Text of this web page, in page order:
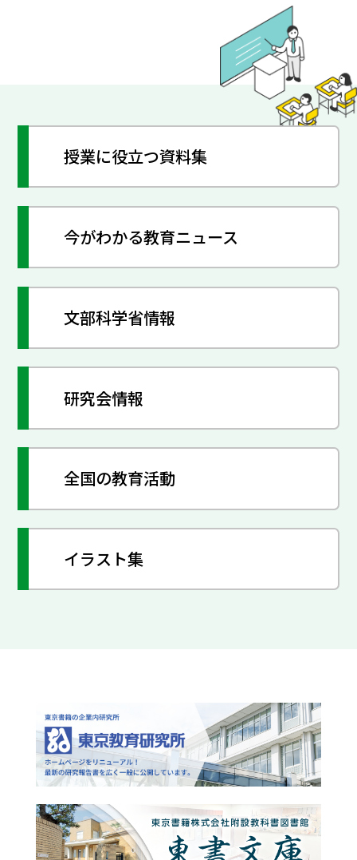
授業に役立つ資料集
今がわかる教育ニュース
文部科学省情報
研究会情報
全国の教育活動
イラスト集